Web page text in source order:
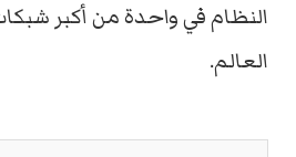
النظام في واحدة من أكبر
العالم.